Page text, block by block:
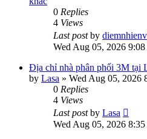
0 Replies
4 Views
Last postby
Wed Aug 05, 2026 9:08
Địa chỉ nhà phân phối 3M tại
by Lasa » Wed Aug 05, 2026
0 Replies
4 Views
Last postby Lasa
Wed Aug 05, 2026 8:35